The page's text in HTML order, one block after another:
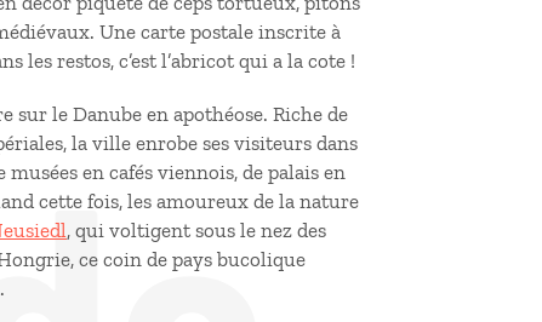
Une carte postale inscrite à
les restos, c’est l’abricot qui a la cote !
sur le Danube en apothéose. Riche de
la ville enrobe ses visiteurs dans
en cafés viennois, de palais en
cette fois, les amoureux de la nature
, qui voltigent sous le nez des
ce coin de pays bucolique